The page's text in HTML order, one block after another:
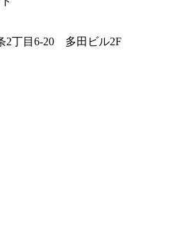
2丁目6-20 多田ビル2F